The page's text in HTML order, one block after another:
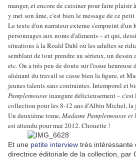
manger, et encore de cuisiner pour faire plaisir
y met son âme, c'est bien le message de ce
Le texte d'un narrateur externe s'empreint d'un
personnages aux noms d'aliments – et qui,
situations à la Roald Dahl où les adultes se
semblant de tout prendre au sérieux, un dessin
etc. On a très peu de doute sur l'issue
aliénant du travail se casse bien la figure, et
jeunes talents sans contraintes. Intemporel et
Pamplemousseinaugure délicieusement –
collection pour les 8-12 ans d'Albin Michel,
Un deuxième tome,Madame Pamplemousse
est attendu pour mai 2012. Chouette !
Et une petite interview très intéressante
directrice éditoriale de la collection, par